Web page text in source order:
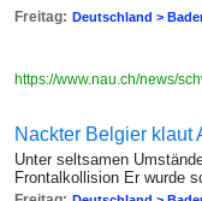
Freitag: Deutschland >
https://www.nau.ch/news/
Nackter Belgier klaut
Unter seltsamen
Frontalkollision Er wurde